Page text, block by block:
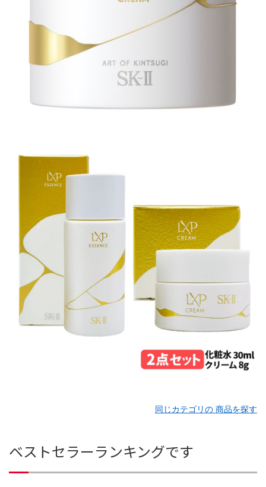
同じカテゴリの 商品を探す
ベストセラーランキングです